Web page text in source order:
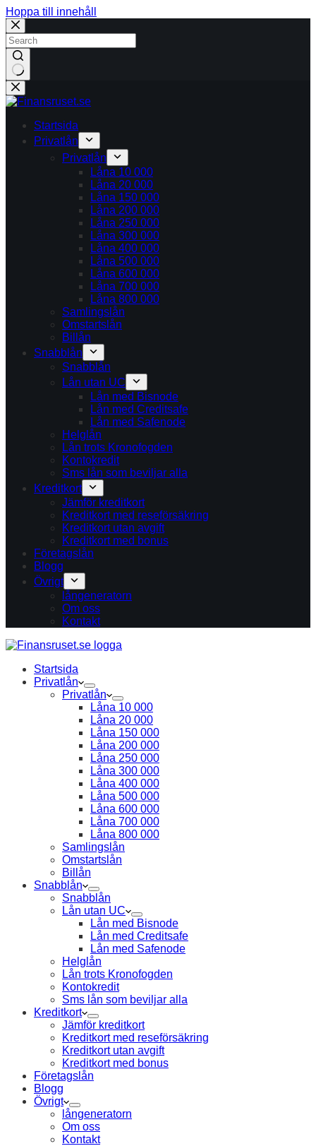
Hoppa till innehåll
Inga
resultat
Startsida
Privatlån
Privatlån
Låna 10 000
Låna 20 000
Låna 150 000
Låna 200 000
Låna 250 000
Låna 300 000
Låna 400 000
Låna 500 000
Låna 600 000
Låna 700 000
Låna 800 000
Samlingslån
Omstartslån
Billån
Snabblån
Snabblån
Lån utan UC
Lån med Bisnode
Lån med Creditsafe
Lån med Safenode
Helglån
Lån trots Kronofogden
Kontokredit
Sms lån som beviljar alla
Kreditkort
Jämför kreditkort
Kreditkort med reseförsäkring
Kreditkort utan avgift
Kreditkort med bonus
Företagslån
Blogg
Övrigt
långeneratorn
Om oss
Kontakt
Startsida
Privatlån
Privatlån
Låna 10 000
Låna 20 000
Låna 150 000
Låna 200 000
Låna 250 000
Låna 300 000
Låna 400 000
Låna 500 000
Låna 600 000
Låna 700 000
Låna 800 000
Samlingslån
Omstartslån
Billån
Snabblån
Snabblån
Lån utan UC
Lån med Bisnode
Lån med Creditsafe
Lån med Safenode
Helglån
Lån trots Kronofogden
Kontokredit
Sms lån som beviljar alla
Kreditkort
Jämför kreditkort
Kreditkort med reseförsäkring
Kreditkort utan avgift
Kreditkort med bonus
Företagslån
Blogg
Övrigt
långeneratorn
Om oss
Kontakt